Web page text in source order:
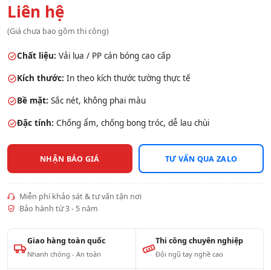
Liên hệ
(Giá chưa bao gồm thi công)
Chất liệu: Vải lụa / PP cán bóng cao cấp
Kích thước: In theo kích thước tường thực tế
Bề mặt: Sắc nét, không phai màu
Đặc tính: Chống ẩm, chống bong tróc, dễ lau chùi
NHẬN BÁO GIÁ TƯ VẤN QUA ZALO
Miễn phí khảo sát & tư vấn tận nơi
Bảo hành từ 3 - 5 năm
Giao hàng toàn quốc
Nhanh chóng - An toàn
Thi công chuyên nghiệp
Đội ngũ tay nghề cao